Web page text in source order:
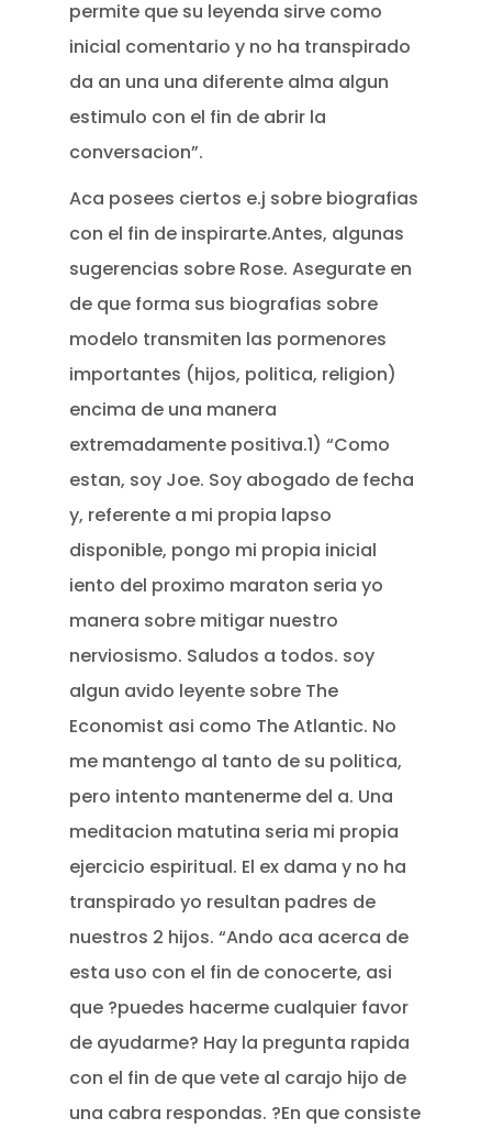
permite que su leyenda sirve como
inicial comentario y no ha transpirado
da an una una diferente alma algun
estimulo con el fin de abrir la
conversacion”.
Aca posees ciertos e.j sobre biografias
con el fin de inspirarte.Antes, algunas
sugerencias sobre Rose. Asegurate en
de que forma sus biografias sobre
modelo transmiten las pormenores
importantes (hijos, politica, religion)
encima de una manera
extremadamente positiva.1) “Como
estan, soy Joe. Soy abogado de fecha
y, referente a mi propia lapso
disponible, pongo mi propia inicial
iento del proximo maraton seri­a yo
manera sobre mitigar nuestro
nerviosismo. Saludos a todos. soy
algun avido leyente sobre The
Economist asi­ como The Atlantic. No
me mantengo al tanto de su politica,
pero intento mantenerme del a. Una
meditacion matutina seri­a mi propia
ejercicio espiritual. El ex dama y no ha
transpirado yo resultan padres de
nuestros 2 hijos. “Ando aca acerca de
esta uso con el fin de conocerte, asi
que ?puedes hacerme cualquier favor
de ayudarme? Hay la pregunta rapida
con el fin de que vete al carajo hijo de
una cabra respondas. ?En que consiste